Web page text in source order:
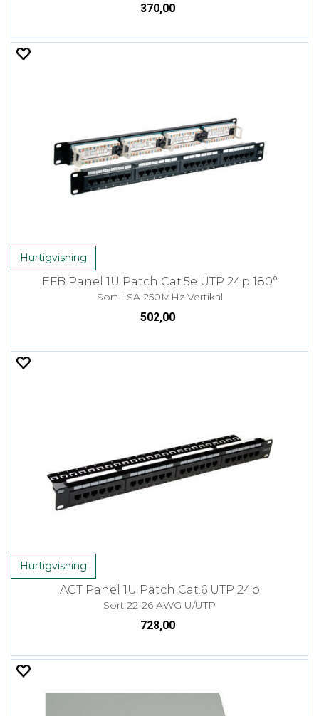
370,00
Hurtigvisning
EFB Panel 1U Patch Cat.5e UTP 24p 180°
Sort LSA 250MHz Vertikal
502,00
Hurtigvisning
ACT Panel 1U Patch Cat.6 UTP 24p
Sort 22-26 AWG U/UTP
728,00